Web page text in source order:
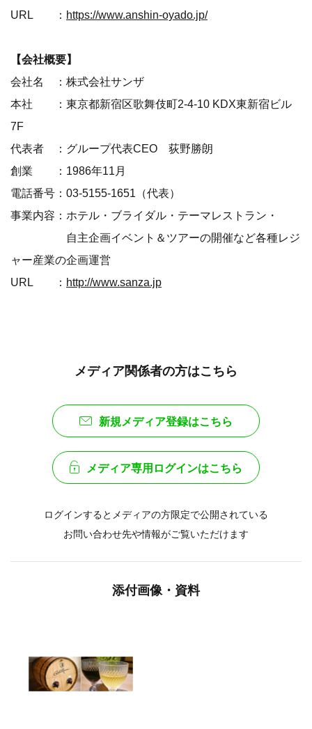
URL ： https://www.anshin-oyado.jp/
【会社概要】
会社名 ：株式会社サンザ
本社 ：東京都新宿区歌舞伎町2-4-10 KDX東新宿ビル
7F
代表者 ：グループ代表CEO 荻野勝朗
創業 ：1986年11月
電話番号：03-5155-1651（代表）
事業内容：ホテル・ブライダル・テーマレストラン・
自主企画イベント＆ツアーの開催など各種レジ
ャー産業の企画運営
URL ： http://www.sanza.jp
メディア関係者の方はこちら
新規メディア登録はこちら
メディア専用ログインはこちら
ログインするとメディアの方限定で公開されている
お問い合わせ先や情報がご覧いただけます
添付画像・資料